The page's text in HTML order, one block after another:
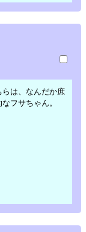
らは、なんだか庶
なフサちゃん。